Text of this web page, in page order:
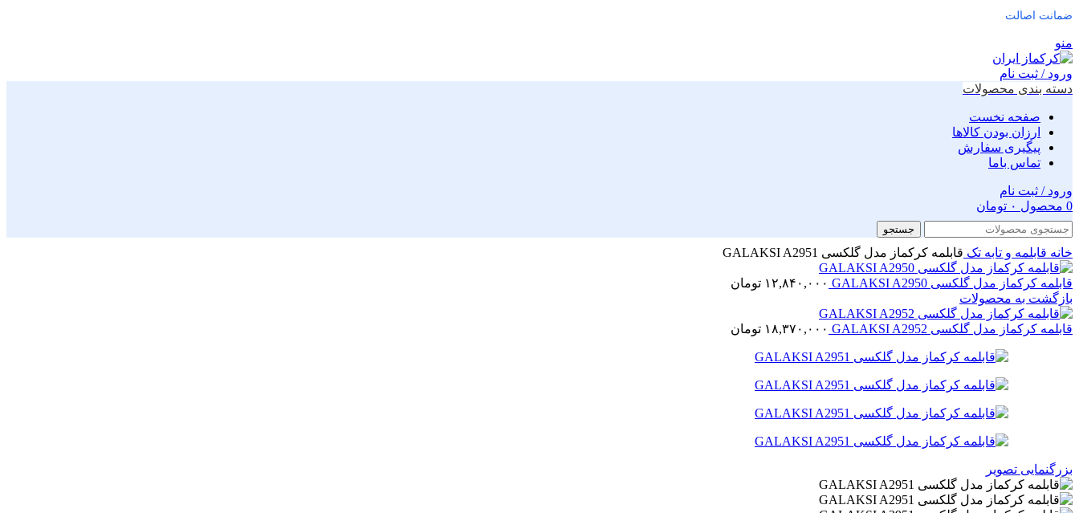
ضمانت اصالت
منو
ورود / ثبت نام
دسته بندی محصولات
صفحه نخست
ارزان بودن کالاها
پیگیری سفارش
تماس باما
ورود / ثبت نام
0 محصول ۰ تومان
جستجو
خانه قابلمه و تابه تک قابلمه کرکماز مدل گلکسی GALAKSI A2951
قابلمه کرکماز مدل گلکسی GALAKSI A2950 ۱۲,۸۴۰,۰۰۰ تومان
بازگشت به محصولات
قابلمه کرکماز مدل گلکسی GALAKSI A2952 ۱۸,۳۷۰,۰۰۰ تومان
بزرگنمایی تصویر